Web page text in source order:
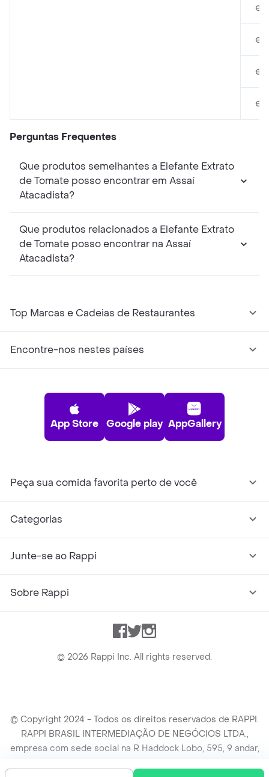
Perguntas Frequentes
Que produtos semelhantes a Elefante Extrato
de Tomate posso encontrar em Assaí
Atacadista?
Que produtos relacionados a Elefante Extrato
de Tomate posso encontrar na Assaí
Atacadista?
Top Marcas e Cadeias de Restaurantes
Encontre-nos nestes países
App Store Google play AppGallery
Peça sua comida favorita perto de você
Categorias
Junte-se ao Rappi
Sobre Rappi
Facebook
TwitterInstagram
© 2026 Rappi Inc. All rights reserved.
© Copyright 2024 - Todos os direitos reservados de RAPPI.
RAPPI BRASIL INTERMEDIAÇÃO DE NEGÓCIOS LTDA.,
empresa com sede social na R Haddock Lobo, 595, 9 andar,